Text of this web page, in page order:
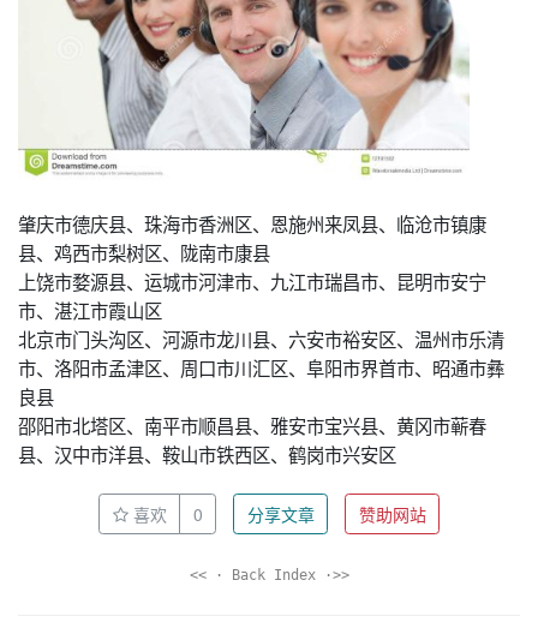
肇庆市德庆县、珠海市香洲区、恩施州来凤县、临沧市镇康
县、鸡西市梨树区、陇南市康县
上饶市婺源县、运城市河津市、九江市瑞昌市、昆明市安宁
市、湛江市霞山区
北京市门头沟区、河源市龙川县、六安市裕安区、温州市乐清
市、洛阳市孟津区、周口市川汇区、阜阳市界首市、昭通市彝
良县
邵阳市北塔区、南平市顺昌县、雅安市宝兴县、黄冈市蕲春
县、汉中市洋县、鞍山市铁西区、鹤岗市兴安区
喜欢 0 分享文章 赞助网站
<< · Back Index ·>>